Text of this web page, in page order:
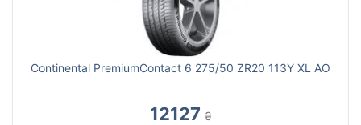
Continental PremiumContact 6 275/50 ZR20 113Y XL AO
12127 ₴